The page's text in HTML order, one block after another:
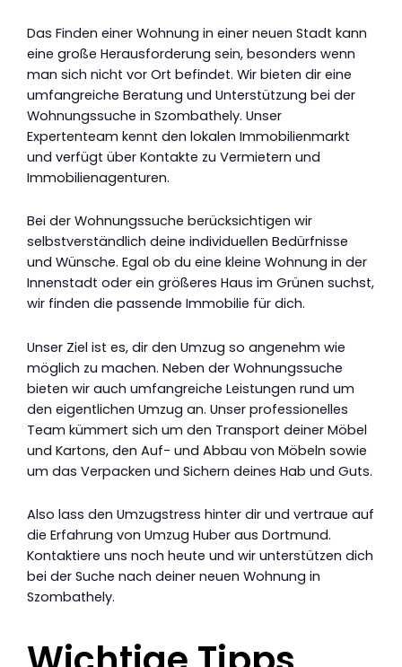
Das Finden einer Wohnung in einer neuen Stadt kann
eine große Herausforderung sein, besonders wenn
man sich nicht vor Ort befindet. Wir bieten dir eine
umfangreiche Beratung und Unterstützung bei der
Wohnungssuche in Szombathely. Unser
Expertenteam kennt den lokalen Immobilienmarkt
und verfügt über Kontakte zu Vermietern und
Immobilienagenturen.
Bei der Wohnungssuche berücksichtigen wir
selbstverständlich deine individuellen Bedürfnisse
und Wünsche. Egal ob du eine kleine Wohnung in der
Innenstadt oder ein größeres Haus im Grünen suchst,
wir finden die passende Immobilie für dich.
Unser Ziel ist es, dir den Umzug so angenehm wie
möglich zu machen. Neben der Wohnungssuche
bieten wir auch umfangreiche Leistungen rund um
den eigentlichen Umzug an. Unser professionelles
Team kümmert sich um den Transport deiner Möbel
und Kartons, den Auf- und Abbau von Möbeln sowie
um das Verpacken und Sichern deines Hab und Guts.
Also lass den Umzugstress hinter dir und vertraue auf
die Erfahrung von Umzug Huber aus Dortmund.
Kontaktiere uns noch heute und wir unterstützen dich
bei der Suche nach deiner neuen Wohnung in
Szombathely.